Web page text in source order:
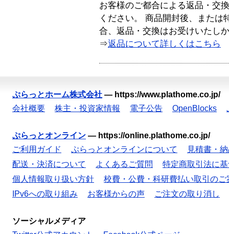
お客様のご都合による返品・交
ください。 商品開封後、または
合、返品・交換はお受けいたし
⇒返品について詳しくはこちら
ぷらっとホーム株式会社 — https://www.plathome.co.jp/
会社概要
株主・投資家情報 電子公告 OpenBlocks
ぷらっとオンライン — https://online.plathome.co.jp/
ご利用ガイド
ぷらっとオンラインについて
見積書・
配送・決済について
よくあるご質問
特定商取引法に
個人情報取り扱い方針
校費・公費・科研費払い取引のご
IPv6への取り組み
お客様からの声 ご注文の取り消し
ソーシャルメディア